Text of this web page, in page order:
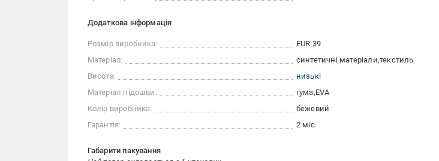
Додаткова інформація
Розмір виробника:
EUR 39
Матеріал:
синтетичні матеріали текстиль
Висота:
низькі
Матеріал підошви:
гума EVA
Колір виробника:
бежевий
Гарантія:
2 міс.
Габарити пакування